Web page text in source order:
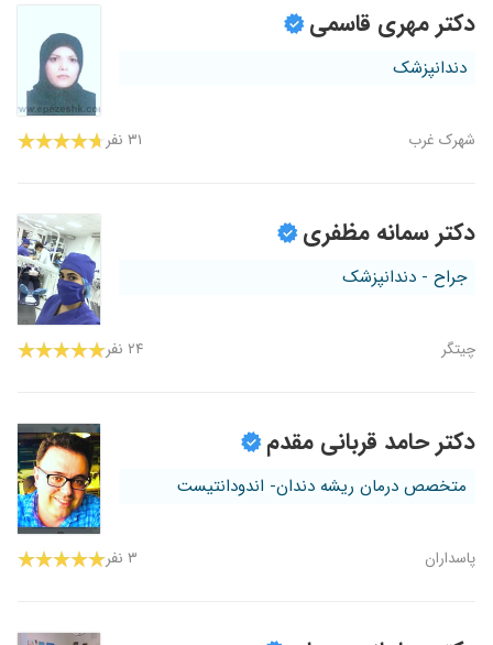
دکتر مهری قاسمی
دندانپزشک
شهرک غرب ۳۱ نفر
دکتر سمانه مظفری
جراح - دندانپزشک
چیتگر ۲۴ نفر
دکتر حامد قربانی مقدم
متخصص درمان ریشه دندان- اندودانتیست
پاسداران ۳ نفر